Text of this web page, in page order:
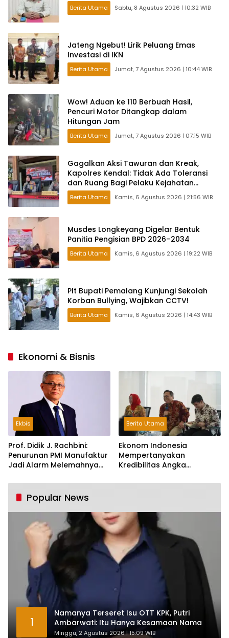
Berita Utama Sabtu, 8 Agustus 2026 | 10:32 WIB
Jateng Ngebut! Lirik Peluang Emas
Investasi di IKN
Berita Utama Jumat, 7 Agustus 2026 | 10:44 WIB
Wow! Aduan ke 110 Berbuah Hasil,
Pencuri Motor Ditangkap dalam
Hitungan Jam
Berita Utama Jumat, 7 Agustus 2026 | 07:15 WIB
Gagalkan Aksi Tawuran dan Kreak,
Kapolres Kendal: Tidak Ada Toleransi
dan Ruang Bagi Pelaku Kejahatan
Jalanan
Berita Utama Kamis, 6 Agustus 2026 | 21:56 WIB
Musdes Longkeyang Digelar Bentuk
Panitia Pengisian BPD 2026–2034
Berita Utama Kamis, 6 Agustus 2026 | 19:22 WIB
Plt Bupati Pemalang Kunjungi Sekolah
Korban Bullying, Wajibkan CCTV!
Berita Utama Kamis, 6 Agustus 2026 | 14:43 WIB
Ekonomi & Bisnis
Ekbis
Prof. Didik J. Rachbini:
Penurunan PMI Manufaktur
Jadi Alarm Melemahnya
Berita Utama
Ekonom Indonesia
Mempertanyakan
Kredibilitas Angka
Tumbuh Tapi Rapuh
Popular News
1
Namanya Terseret Isu OTT KPK, Putri
Ambarwati: Itu Hanya Kesamaan Nama
Minggu, 2 Agustus 2026 | 15:09 WIB